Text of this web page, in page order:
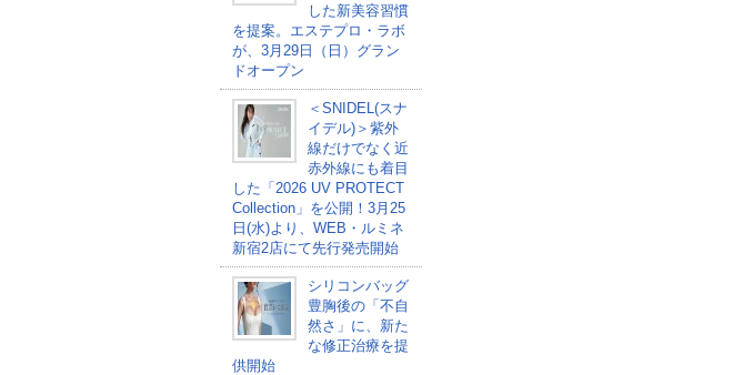
した新美容習慣
を提案。エステプロ・ラボ
が、3月29日（日）グラン
ドオープン
＜SNIDEL(スナ
イデル)＞紫外
線だけでなく近
赤外線にも着目
した「2026 UV PROTECT
Collection」を公開！3月25
日(水)より、WEB・ルミネ
新宿2店にて先行発売開始
シリコンバッグ
豊胸後の「不自
然さ」に、新た
な修正治療を提
供開始